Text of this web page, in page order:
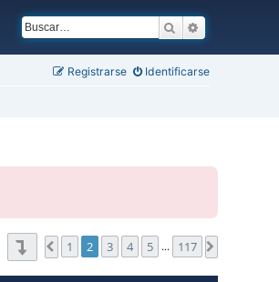
Buscar
Identificarse
Registrarse
Página de 117
Anterior
1 2 3 4 5 … 117